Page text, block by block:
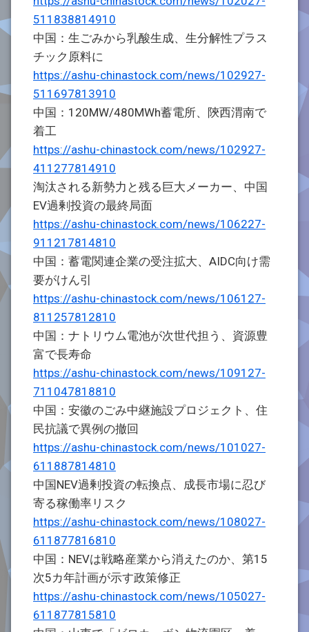
511838814910
中国：生ごみから乳酸生成、生分解性プラス
チック原料に
https://ashu-chinastock.com/news/102927-
511697813910
中国：120MW/480MWh蓄電所、陝西渭南で
着工
https://ashu-chinastock.com/news/102927-
411277814910
淘汰される新勢力と残る巨大メーカー、中国
EV過剰投資の最終局面
https://ashu-chinastock.com/news/106227-
911217814810
中国：蓄電関連企業の受注拡大、AIDC向け需
要がけん引
https://ashu-chinastock.com/news/106127-
811257812810
中国：ナトリウム電池が次世代担う、資源豊
富で長寿命
https://ashu-chinastock.com/news/109127-
711047818810
中国：安徽のごみ中継施設プロジェクト、住
民抗議で異例の撤回
https://ashu-chinastock.com/news/101027-
611887814810
中国NEV過剰投資の転換点、成長市場に忍び
寄る稼働率リスク
https://ashu-chinastock.com/news/108027-
611877816810
中国：NEVは戦略産業から消えたのか、第15
次5カ年計画が示す政策修正
https://ashu-chinastock.com/news/105027-
611877815810